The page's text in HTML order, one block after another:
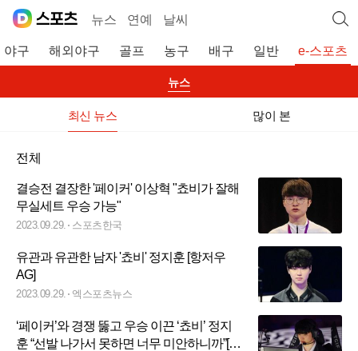
뉴스 연예 날씨
야구 해외야구 골프 농구 배구 일반 e-스포츠
뉴스
최신 뉴스 많이 본
전체
결승전 결장한 '페이커' 이상혁 "쵸비가 잘해
무실세트 우승 가능"
2023.09.29. 스포츠한국
유관과 유관한 남자 '쵸비' 정지훈 [항저우
AG]
2023.09.29. 엑스포츠뉴스
‘페이커’와 경쟁 뚫고 우승 이끈 ‘쵸비’ 정지
훈 “선발 나가서 못하면 너무 미안하니까”[일